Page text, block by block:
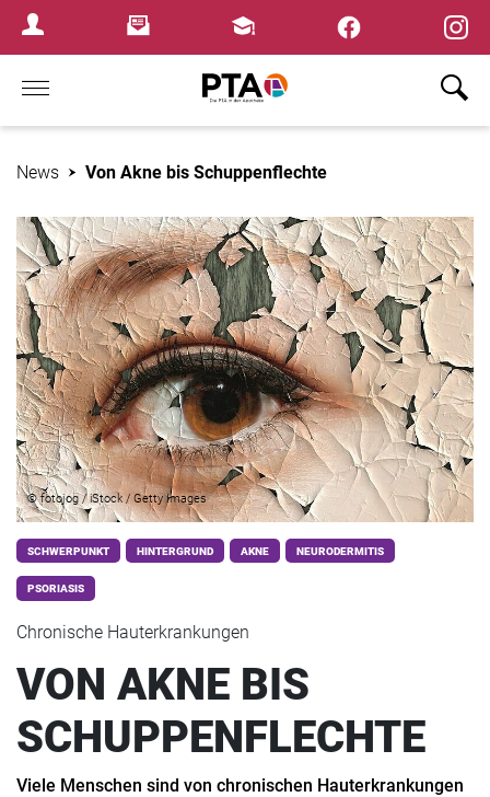
Login MenuNewsletterFortbildungen
Home
News Von Akne bis Schuppenflechte
© fotojog / iStock / Getty Images
SCHWERPUNKT HINTERGRUND AKNE NEURODERMITIS
PSORIASIS
Chronische Hauterkrankungen
VON AKNE BIS
SCHUPPENFLECHTE
Viele Menschen sind von chronischen Hauterkrankungen
×